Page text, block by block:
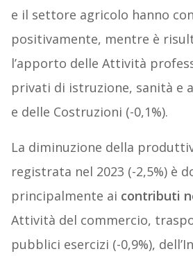
e il settore agricolo hanno
positivamente, mentre è
l’apporto delle Attività
privati di istruzione, sanità e
e delle Costruzioni (-0,1%).
La diminuzione della
registrata nel 2023 (-2,5%) è
principalmente ai contributi
Attività del commercio,
pubblici esercizi (-0,9%),